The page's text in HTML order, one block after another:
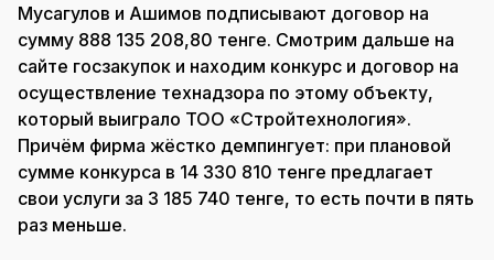
Мусагулов и Ашимов подписывают договор на
сумму 888 135 208,80 тенге. Смотрим дальше на
сайте госзакупок и находим конкурс и договор на
осуществление технадзора по этому объекту,
который выиграло ТОО «Стройтехнология».
Причём фирма жёстко демпингует: при плановой
сумме конкурса в 14 330 810 тенге предлагает
свои услуги за 3 185 740 тенге, то есть почти в пять
раз меньше.